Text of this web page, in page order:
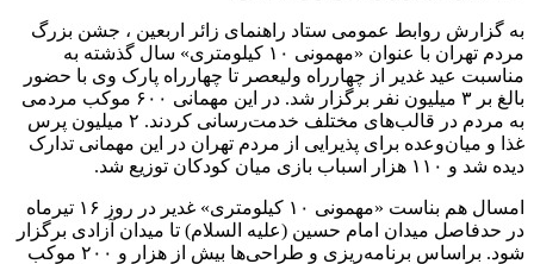
به گزارش روابط عمومی ستاد راهنمای زائر اربعین ، جشن بزرگ
مردم تهران با عنوان «مهمونی ۱۰ کیلومتری» سال گذشته به
مناسبت عید غدیر از چهارراه ولیعصر تا چهارراه پارک وی با حضور
بالغ بر ۳ میلیون نفر برگزار شد. در این مهمانی ۶۰۰ موکب مردمی
به مردم در قالب‌های مختلف خدمت‌رسانی کردند. ۲ میلیون پرس
غذا و میان‌وعده برای پذیرایی از مردم تهران در این مهمانی تدارک
دیده شد و ۱۱۰ هزار اسباب بازی میان کودکان توزیع شد.
امسال هم بناست «مهمونی ۱۰ کیلومتری» غدیر در روز ۱۶ تیرماه
در حدفاصل میدان امام حسین (علیه السلام) تا میدان آزادی برگزار
شود. براساس برنامه‌ریزی و طراحی‌ها بیش از هزار و ۲۰۰ موکب